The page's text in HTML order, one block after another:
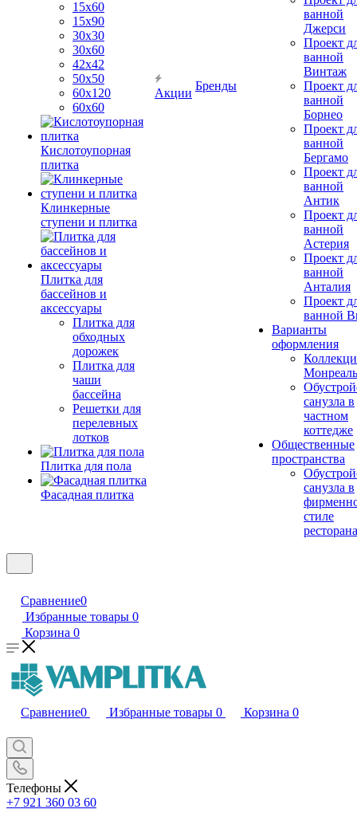
15х60
15x90
30х30
30х60
42х42
50х50
60х120
60х60
Кислотоупорная
плитка
Клинкерные
ступени и плитка
Плитка для
бассейнов и
аксессуары
Плитка для
обходных
дорожек
Плитка для
чаши
бассейна
Решетки для
перелевных
лотков
Плитка для пола
Фасадная плитка
Акции
Бренды
ванной
Джерси
Проект
ванной
Винтаж
Проект
ванной
Борнео
Проект
ванной
Бергамо
Проект
ванной
Антик
Проект
ванной
Астерия
Проект
ванной
Анталия
Проект
ванной
Варианты
оформления
Монреаль
санузла в
частном
коттедже
Общественные
пространства
санузла в
стиле
ресторана
Сравнение0
Избранные товары 0
Корзина 0
Сравнение0 Избранные товары 0 Корзина 0
Телефоны
+7 921 360 03 60